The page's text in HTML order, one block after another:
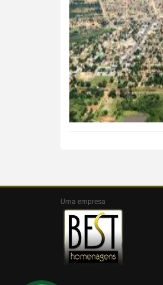
Uma empresa